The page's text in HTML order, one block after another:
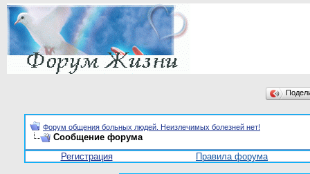
Форум общения больных людей. Неизлечимых болезней нет!
Сообщение форума
Регистрация
Правила форума